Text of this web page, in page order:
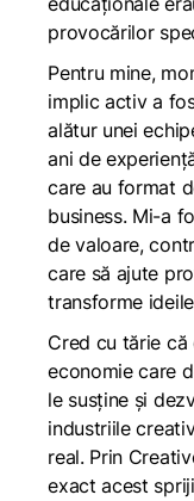
provocărilor
Pentru mine,
implic activ a
alătur unei
ani de
care au format
business. Mi-a
de valoare,
care să ajute
transforme
Cred cu tărie că
economie care
le susține și
industriile
real. Prin
exact acest